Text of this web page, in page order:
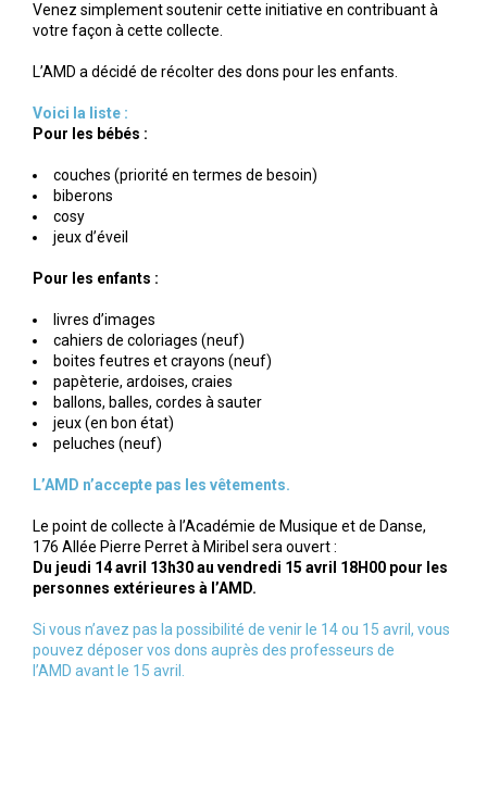
Venez simplement soutenir cette initiative en contribuant à
votre façon à cette collecte.
L’AMD a décidé de récolter des dons pour les enfants.
Voici la liste :
Pour les bébés :
couches (priorité en termes de besoin)
biberons
cosy
jeux d’éveil
Pour les enfants :
livres d’images
cahiers de coloriages (neuf)
boites feutres et crayons (neuf)
papèterie, ardoises, craies
ballons, balles, cordes à sauter
jeux (en bon état)
peluches (neuf)
L’AMD n’accepte pas les vêtements.
Le point de collecte à l’Académie de Musique et de Danse,
176 Allée Pierre Perret à Miribel sera ouvert :
Du jeudi 14 avril 13h30 au vendredi 15 avril 18H00 pour les
personnes extérieures à l’AMD.
Si vous n’avez pas la possibilité de venir le 14 ou 15 avril, vous
pouvez déposer vos dons auprès des professeurs de
l’AMD avant le 15 avril.